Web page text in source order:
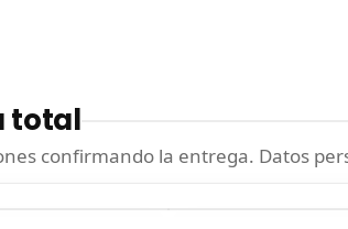
total
confirmando la entrega. Datos